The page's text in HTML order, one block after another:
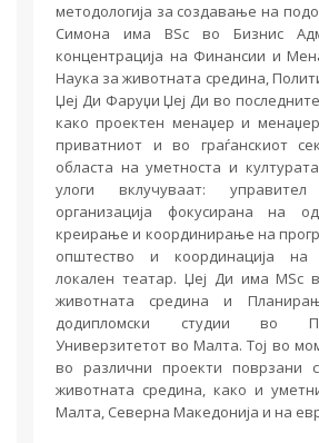
методологија за создавање на
Симона има BSc во Бизнис
концентрација на Финансии и
Наука за животната средина,
Џеј Ди Фаруџи Џеј Ди во
како проектен менаџер и
приватниот и во граѓанскиот
областа на уметноста и
улоги вклучуваат:
организација фокусирана на
креирање и координирање на
општество и координација на
локален театар. Џеј Ди има МSс
животната средина и
додипломски студии во
Универзитетот во Малта. Тој во
во различни проекти поврзани
животната средина, како и
Малта, Северна Македонија и на